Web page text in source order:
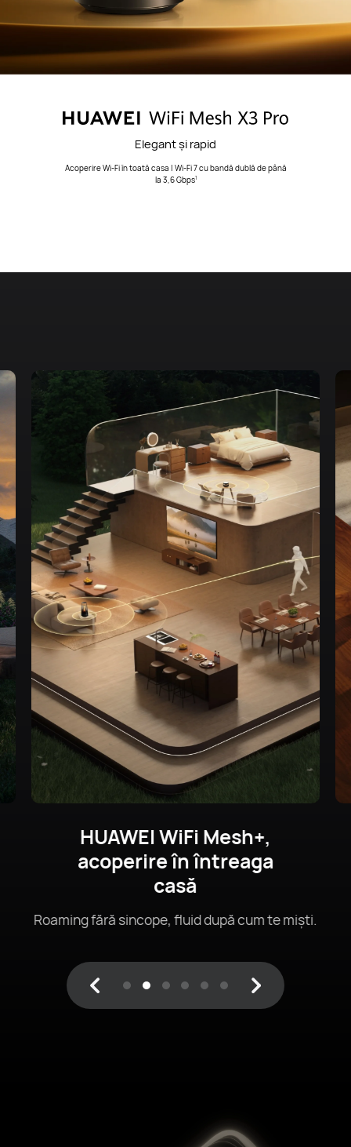
Elegant și rapid
Acoperire Wi-Fi în toată casa | Wi-Fi 7 cu bandă dublă de până
la 3,6 Gbps1
Până la 3,6 Gbps Dual-Band
Wi-Fi 71
Mai rapid, mai bun, mai departe.